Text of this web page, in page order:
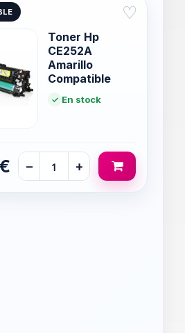
♡
Toner Hp
CE252A
Amarillo
Compatible
En stock
− +